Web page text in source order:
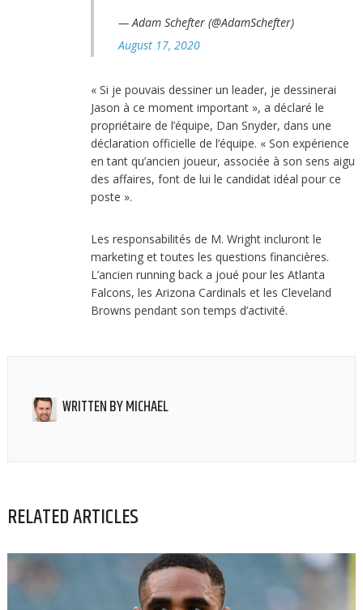
— Adam Schefter (@AdamSchefter)
August 17, 2020
« Si je pouvais dessiner un leader, je dessinerai
Jason à ce moment important », a déclaré le
propriétaire de l’équipe, Dan Snyder, dans une
déclaration officielle de l’équipe. « Son expérience
en tant qu’ancien joueur, associée à son sens aigu
des affaires, font de lui le candidat idéal pour ce
poste ».
Les responsabilités de M. Wright incluront le
marketing et toutes les questions financières.
L’ancien running back a joué pour les Atlanta
Falcons, les Arizona Cardinals et les Cleveland
Browns pendant son temps d’activité.
WRITTEN BYMICHAEL
RELATED ARTICLES